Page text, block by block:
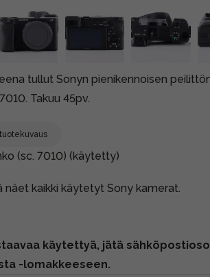
tullut Sonyn pienikennoisen
Takuu 45pv.
(sc. 7010) (käytetty)
näet kaikki käytetyt Sony kamerat.
käytettyä, jätä
-lomakkeeseen.